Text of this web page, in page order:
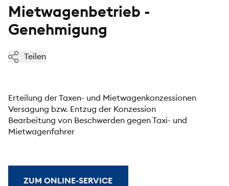
Mietwagenbetrieb -
Genehmigung
Teilen
Erteilung der Taxen- und Mietwagenkonzessionen
Versagung bzw. Entzug der Konzession
Bearbeitung von Beschwerden gegen Taxi- und
Mietwagenfahrer
ZUM ONLINE-SERVICE